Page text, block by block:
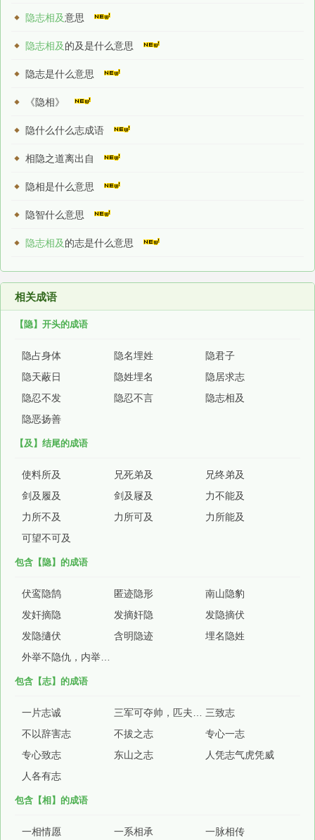
隐志相及意思
隐志相及的及是什么意思
隐志是什么意思
《隐相》
隐什么什么志成语
相隐之道离出自
隐相是什么意思
隐智什么意思
隐志相及的志是什么意思
相关成语
【隐】开头的成语
隐占身体 隐名埋姓
隐君子
隐天蔽日
隐姓埋名
隐居求志
隐忍不发
隐忍不言
隐志相及
隐恶扬善
【及】结尾的成语
使料所及 兄死弟及
兄终弟及
剑及履及
剑及屦及
力不能及
力所不及
力所可及
力所能及
可望不可及
包含【隐】的成语
伏鸾隐鹄 匿迹隐形
南山隐豹
发奸摘隐
发摘奸隐
发隐摘伏
发隐擿伏
含明隐迹
埋名隐姓
包含【志】的成语
一片志诚
三致志
不以辞害志
不拔之志
专心一志
专心致志
东山之志
人凭志气虎凭威
人各有志
包含【相】的成语
一相情愿 一系相承 一脉相传